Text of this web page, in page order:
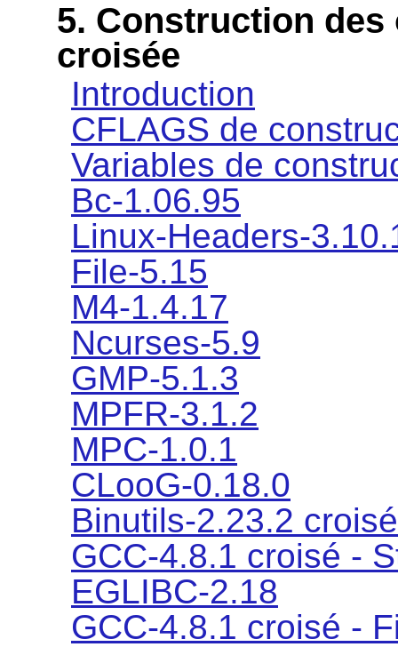
5. Construction
croisée
Introduction
CFLAGS de
Variables de
Bc-1.06.95
Linux-Headers-
File-5.15
M4-1.4.17
Ncurses-5.9
GMP-5.1.3
MPFR-3.1.2
MPC-1.0.1
CLooG-0.18.0
Binutils-2.23.2 croisé
GCC-4.8.1 croisé -
EGLIBC-2.18
GCC-4.8.1 croisé -